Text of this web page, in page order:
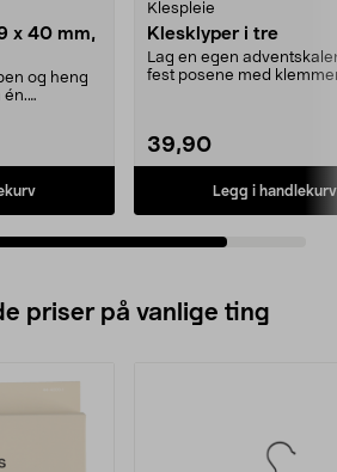
x 40 mm,
og heng
én.
Klespleie
Klesklyper i tre
Lag en egen
fest posene med
39,90
Legg i handlekurv
priser på vanlige ting